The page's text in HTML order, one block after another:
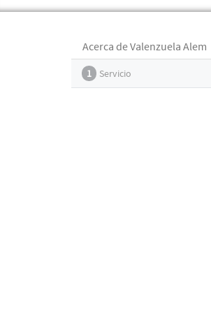
Acerca de Valenzuela Alem
1 Servicio